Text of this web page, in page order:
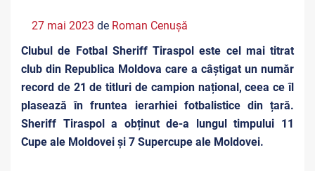
27 mai 2023 de Roman Cenușă
Clubul de Fotbal Sheriff Tiraspol este cel mai titrat
club din Republica Moldova care a câștigat un număr
record de 21 de titluri de campion național, ceea ce îl
plasează în fruntea ierarhiei fotbalistice din țară.
Sheriff Tiraspol a obținut de-a lungul timpului 11
Cupe ale Moldovei și 7 Supercupe ale Moldovei.